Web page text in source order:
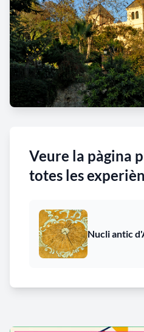
Veure la pàgina
totes les
Nucli antic